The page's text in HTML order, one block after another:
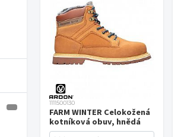
1111500130
FARM WINTER Celokožená
kotníková obuv, hnědá